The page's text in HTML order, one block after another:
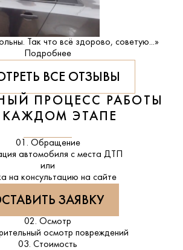
Так что всё здорово, советую...»
Подробнее
ВСЕ ОТЗЫВЫ
ПРОЦЕСС РАБОТЫ
КАЖДОМ ЭТАПЕ
01. Обращение
автомобиля с места ДТП
или
на консультацию на сайте
ЗАЯВКУ
02. Осмотр
осмотр повреждений
03. Стоимость